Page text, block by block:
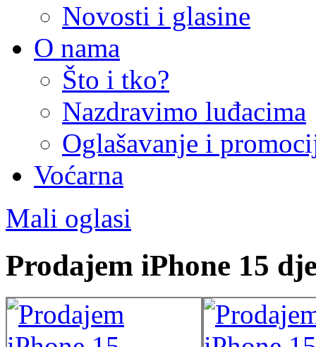
Novosti i glasine
O nama
Što i tko?
Nazdravimo luđacima
Oglašavanje i
Voćarna
Mali oglasi
Prodajem iPhone 15